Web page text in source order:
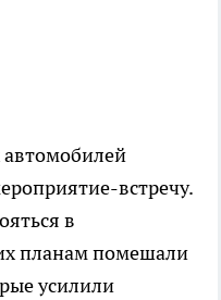
встречу.
в
планам помешали
усилили